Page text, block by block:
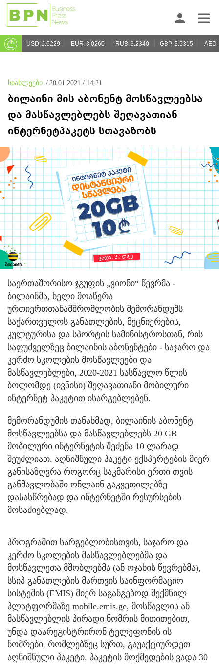
USD 2.6229 EUR 3.0260 RUB 3.2340 GBP 3.5315 AED
სიახლეები / 20.01.2021 / 14:21
ბილაინი მის აბონენტ მოსწავლეებსა
და მასწავლებლებს შეღავათიან
ინტერნეტპაკეტს სთავაზობს
საერთაშორისო ჯგუფის „ვიონი“ წევრმა -
ბილაინმა, ხელი მოაწერა
ურთიერთთანამშრომლობის მემორანდუმს
საქართველოს განათლების, მეცნიერების,
კულტურისა და სპორტის სამინისტროსთან, რის
საფუძველზეც ბილაინის აბონენტები - საჯარო და
კერძო სკოლების მოსწავლეები და
მასწავლებლები, 2020-2021 სასწავლო წლის
ბოლომდე (ივნისი) შეღავათიანი მობილური
ინტერნეტ პაკეტით ისარგებლებენ.
მემორანდუმის თანახმად, ბილაინის აბონენტ
მოსწავლეებსა და მასწავლებლებს 20 GB
მობილური ინტერნეტის შეძენა 10 ლარად
შეუძლიათ. აღნიშნული პაკეტი ექსპერტების მიერ
განისაზღვრა როგორც საკმარისი ერთი თვის
განმავლობაში ონლაინ გაკვეთილებზე
დასასწრებად და ინტერნეტში რესურსების
მოსაძიებლად.
პროგრამით სარგებლობისთვის, საჯარო და
კერძო სკოლების მასწავლებლებმა და
მოსწავლეთა მშობლებმა (ან ოჯახის წევრებმა),
სსიპ განათლების მართვის საინფორმაციო
სისტემის (EMIS) მიერ საგანგებოდ შექმნილ
პლატფორმაზე mobile.emis.ge, მოსწავლის ან
მასწავლებლის პირადი ნომრის მითითებით,
უნდა დაარეგისტრირონ ტელეფონის ის
ნომრები, რომლებზეც სურთ, გაუაქტიურდეთ
აღნიშნული პაკეტი. პაკეტის მოქმედების ვადა 30